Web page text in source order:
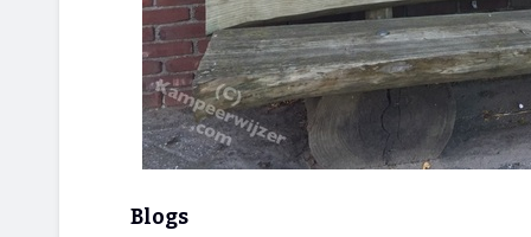
Blogs